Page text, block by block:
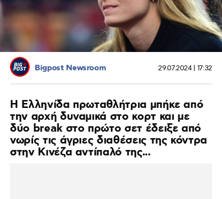
Bigpost Newsroom 29.07.2024 | 17:32
Η Ελληνίδα πρωταθλήτρια μπήκε από
την αρχή δυναμικά στο κορτ και με
δύο break στο πρώτο σετ έδειξε από
νωρίς τις άγριες διαθέσεις της κόντρα
στην Κινέζα αντίπαλό της...